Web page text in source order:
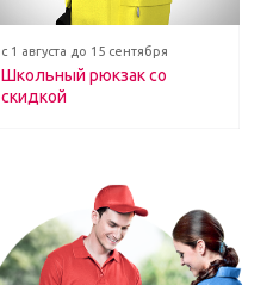
с 1 августа до 15 сентября
Школьный рюкзак со
скидкой